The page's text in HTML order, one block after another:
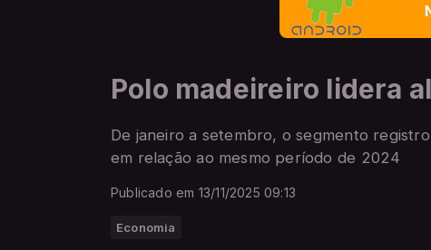
Polo madeireiro lidera
De janeiro a setembro, o segmento
em relação ao mesmo período de 2024
Publicado em 13/11/2025 09:13
Economia